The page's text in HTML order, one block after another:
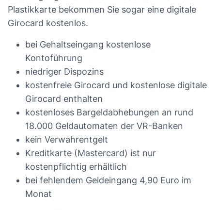
Plastikkarte bekommen Sie sogar eine digitale
Girocard kostenlos.
bei Gehaltseingang kostenlose
Kontoführung
niedriger Dispozins
kostenfreie Girocard und kostenlose digitale
Girocard enthalten
kostenloses Bargeldabhebungen an rund
18.000 Geldautomaten der VR-Banken
kein Verwahrentgelt
Kreditkarte (Mastercard) ist nur
kostenpflichtig erhältlich
bei fehlendem Geldeingang 4,90 Euro im
Monat